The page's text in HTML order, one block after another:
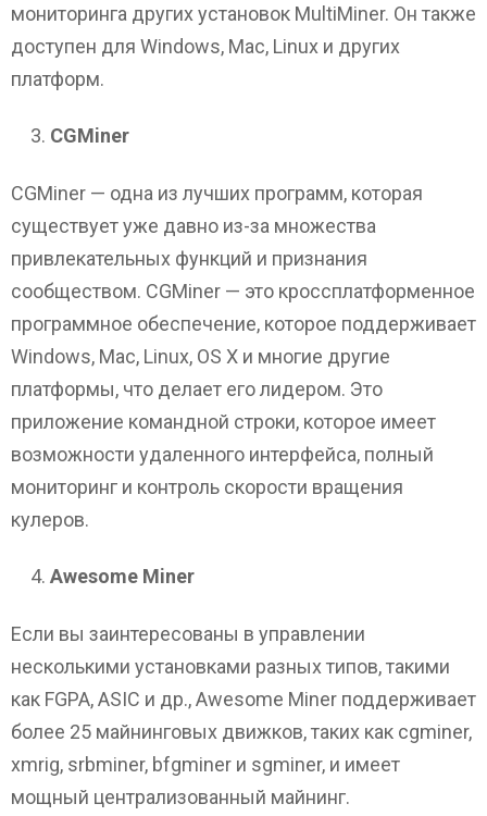
мониторинга других установок MultiMiner. Он также
доступен для Windows, Mac, Linux и других
платформ.
CGMiner
CGMiner — одна из лучших программ, которая
существует уже давно из-за множества
привлекательных функций и признания
сообществом. CGMiner — это кроссплатформенное
программное обеспечение, которое поддерживает
Windows, Mac, Linux, OS X и многие другие
платформы, что делает его лидером. Это
приложение командной строки, которое имеет
возможности удаленного интерфейса, полный
мониторинг и контроль скорости вращения
кулеров.
Awesome Miner
Если вы заинтересованы в управлении
несколькими установками разных типов, такими
как FGPA, ASIC и др., Awesome Miner поддерживает
более 25 майнинговых движков, таких как cgminer,
xmrig, srbminer, bfgminer и sgminer, и имеет
мощный централизованный майнинг.